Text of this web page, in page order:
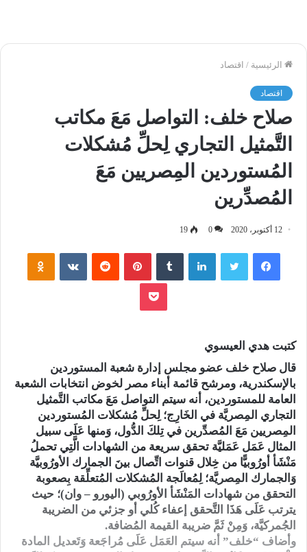
الرئيسية / اقتصاد
اقتصاد
صلاح خلف: التواصل مَعَ مكاتب
التَّمثيل التجاري لِحلِّ مُشكلات
المُستوردين المِصريين مَعَ
المُصدِّرين
12 أكتوبر، 2020 0
19
فيسبوك تويتر لينكدإن بينتيريست
بوكيت
كتبت هدي العيسوي
قال صلاح خلف عضو مجلس إدارة شعبة المستوردين
بالإسكندرية، ومرشح قائمة أبناء مصر لخوض انتخابات الشعبة
العامة للمستوردين، أنه سيتم التواصل مَعَ مكاتب التَّمثيل
التجاري المِصريَّة في الخَارِج؛ لِحلِّ مُشكلات المُستوردين
المِصريين مَعَ المُصدِّرين في تِلكَ الدُّول، وَمنها عَلَى سبيل
المثال عَمَل عَمَليَّة تحقق سريعة من الشهادات الَّتِي تحملُ
مَنْشَأ أورُوبيًّا من خِلال قنوات اتِّصال بينَ الجمارك الأورُوبيَّة
وَالجمارك المِصريَّة؛ لِمُعالَجة المُشكلات المُتعلِّقة بِصعوبة
التحقق من شهادات المَنْشَأ الأورُوبي (اليورو – وان)؛ حيث
يترتب عَلَى هَذَا التَّحقق إعفاء كُلي أو جزئي من الضريبة
الجُمركيَّة، وَمِنْ ثَمَّ ضريبة القيمة المُضافة.
وأضاف “خلف” أنه سيتم العَمَل عَلَى مُراجَعة وَتَعديل المادة